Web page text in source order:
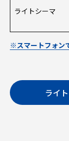
ライトシーマ
※スマートフォン
ライ